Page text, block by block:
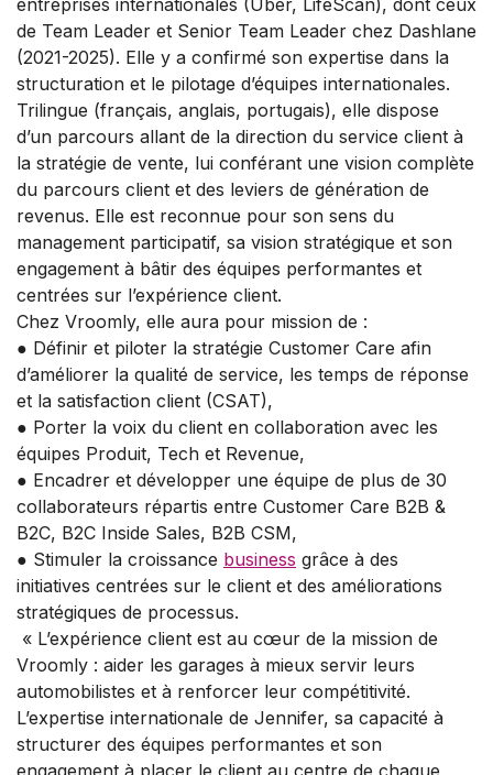
entreprises internationales (Uber, LifeScan), dont ceux
de Team Leader et Senior Team Leader chez Dashlane
(2021-2025). Elle y a confirmé son expertise dans la
structuration et le pilotage d’équipes internationales.
Trilingue (français, anglais, portugais), elle dispose
d’un parcours allant de la direction du service client à
la stratégie de vente, lui conférant une vision complète
du parcours client et des leviers de génération de
revenus. Elle est reconnue pour son sens du
management participatif, sa vision stratégique et son
engagement à bâtir des équipes performantes et
centrées sur l’expérience client.
Chez Vroomly, elle aura pour mission de :
● Définir et piloter la stratégie Customer Care afin
d’améliorer la qualité de service, les temps de réponse
et la satisfaction client (CSAT),
● Porter la voix du client en collaboration avec les
équipes Produit, Tech et Revenue,
● Encadrer et développer une équipe de plus de 30
collaborateurs répartis entre Customer Care B2B &
B2C, B2C Inside Sales, B2B CSM,
● Stimuler la croissance business grâce à des
initiatives centrées sur le client et des améliorations
stratégiques de processus.
« L’expérience client est au cœur de la mission de
Vroomly : aider les garages à mieux servir leurs
automobilistes et à renforcer leur compétitivité.
L’expertise internationale de Jennifer, sa capacité à
structurer des équipes performantes et son